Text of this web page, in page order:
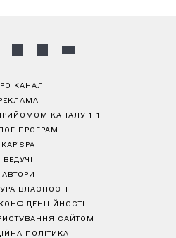
КАНАЛ
КАНАЛУ 1+1
ПРОГРАМ
КАР’ЄРА
ВЕДУЧІ
АВТОРИ
ВЛАСНОСТІ
САЙТОМ
ПОЛІТИКА